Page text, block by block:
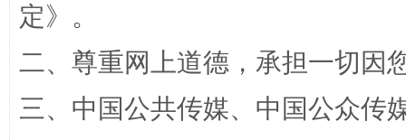
解纷+调解+退费，一次搞定
定》。
二、尊重网上道德，承担一切因
三、中国公共传媒、中国公众传